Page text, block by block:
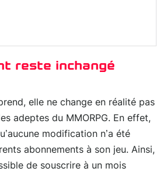
reste inchangé
elle ne change en réalité pas
adeptes du MMORPG. En effet,
modification n’a été
abonnements à son jeu. Ainsi,
de souscrire à un mois